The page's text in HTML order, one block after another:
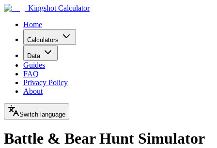
Kingshot Calculator
Home
Calculators
Data
Guides
FAQ
Privacy Policy
About
Switch language
Battle & Bear Hunt Simulator